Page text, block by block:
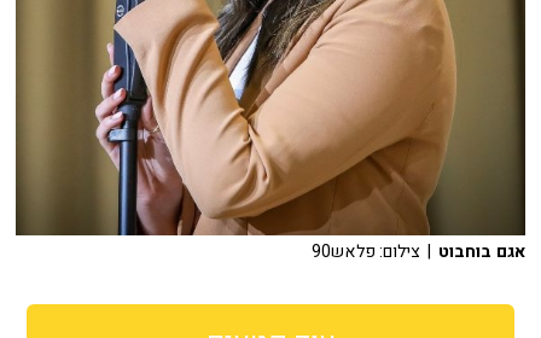
אגם בוחבוט | צילום: פלאש90